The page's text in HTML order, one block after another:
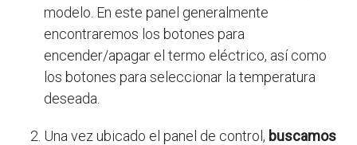
modelo. En este panel generalmente
encontraremos los botones para
encender/apagar el termo eléctrico, así como
los botones para seleccionar la temperatura
deseada.
Una vez ubicado el panel de control, buscamos